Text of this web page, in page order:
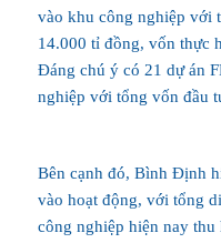
vào khu công nghiệp với
14.000 tỉ đồng, vốn thực
Đáng chú ý có 21 dự án
nghiệp với tổng vốn đầu
Bên cạnh đó, Bình Định
vào hoạt động, với tổng
công nghiệp hiện nay